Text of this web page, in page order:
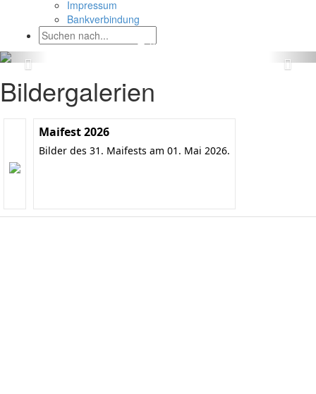
Impressum
Bankverbindung
Bildergalerien
Maifest 2026
Bilder des 31. Maifests am 01. Mai 2026.